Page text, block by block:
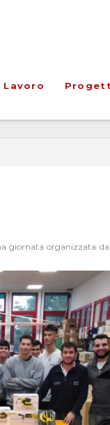
Lavoro
giornata organizzata